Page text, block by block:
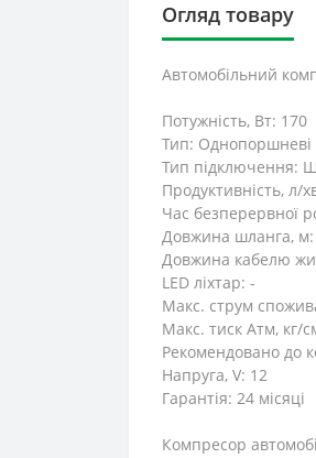
Огляд товару
Автомобільний
Потужність, Вт: 170
Тип: Однопоршневі
Тип підключення:
Продуктивність, л/
Час безперервної
Довжина шланга, м:
Довжина кабелю
LED ліхтар: -
Макс. струм
Макс. тиск Атм, кг/
Рекомендовано до
Напруга, V: 12
Гарантія: 24 місяці
Компресор